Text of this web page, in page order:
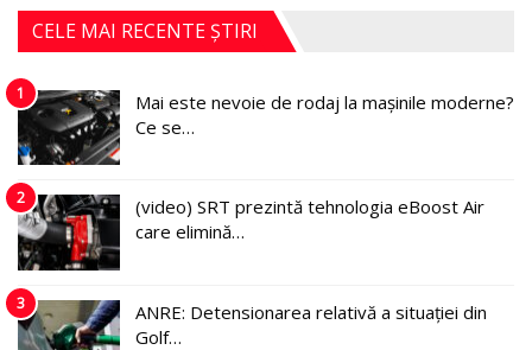
CELE MAI RECENTE ȘTIRI
1
Mai este nevoie de rodaj la mașinile moderne?
Ce se…
2
(video) SRT prezintă tehnologia eBoost Air
care elimină…
3
ANRE: Detensionarea relativă a situației din
Golf…